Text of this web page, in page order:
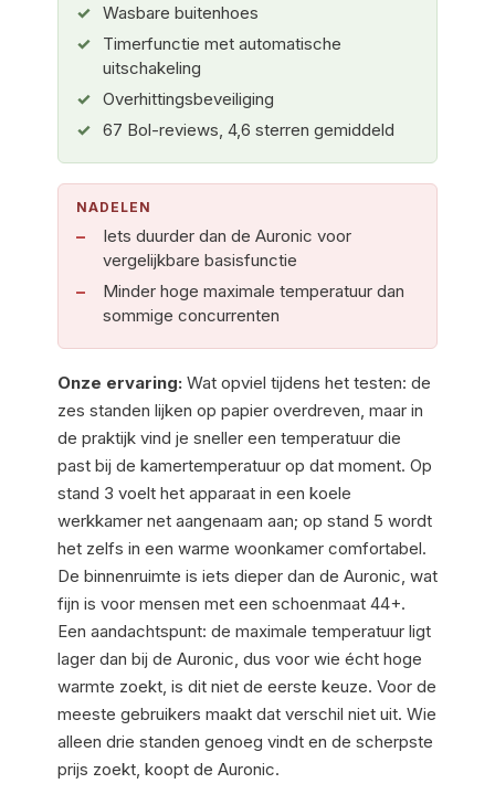
Wasbare buitenhoes
Timerfunctie met automatische
uitschakeling
Overhittingsbeveiliging
67 Bol-reviews, 4,6 sterren gemiddeld
NADELEN
Iets duurder dan de Auronic voor
vergelijkbare basisfunctie
Minder hoge maximale temperatuur dan
sommige concurrenten
Onze ervaring: Wat opviel tijdens het testen: de
zes standen lijken op papier overdreven, maar in
de praktijk vind je sneller een temperatuur die
past bij de kamertemperatuur op dat moment. Op
stand 3 voelt het apparaat in een koele
werkkamer net aangenaam aan; op stand 5 wordt
het zelfs in een warme woonkamer comfortabel.
De binnenruimte is iets dieper dan de Auronic, wat
fijn is voor mensen met een schoenmaat 44+.
Een aandachtspunt: de maximale temperatuur ligt
lager dan bij de Auronic, dus voor wie écht hoge
warmte zoekt, is dit niet de eerste keuze. Voor de
meeste gebruikers maakt dat verschil niet uit. Wie
alleen drie standen genoeg vindt en de scherpste
prijs zoekt, koopt de Auronic.